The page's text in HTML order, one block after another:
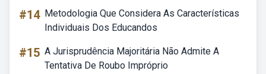
#14 Metodologia Que Considera As Características
Individuais Dos Educandos
#15 A Jurisprudência Majoritária Não Admite A
Tentativa De Roubo Impróprio